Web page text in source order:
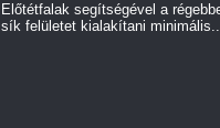
Előtétfalak segítségével a
sík felületet kialakítani